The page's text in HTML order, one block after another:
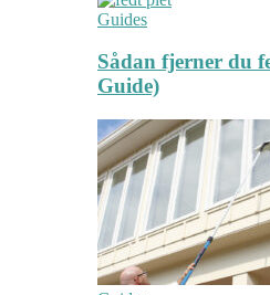
Guides
Sådan fjerner du
Guide)